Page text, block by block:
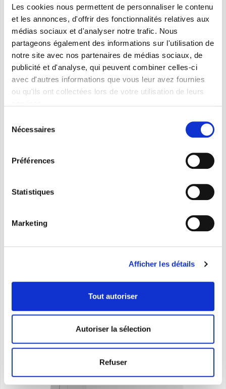
Les cookies nous permettent de personnaliser le contenu
et les annonces, d'offrir des fonctionnalités relatives aux
médias sociaux et d'analyser notre trafic. Nous
partageons également des informations sur l'utilisation de
notre site avec nos partenaires de médias sociaux, de
publicité et d'analyse, qui peuvent combiner celles-ci
avec d'autres informations que vous leur avez fournies
ou qu'ils ont collectées lors de votre utilisation de leurs
Nécessaires
Préférences
Statistiques
Marketing
Afficher les détails
Tout autoriser
Autoriser la sélection
Refuser
DOLCECLIMA Air Pro 14
14.000 BTU/h* de puissance pour le plus grand